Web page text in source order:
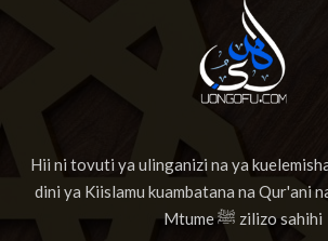
Hii ni tovuti ya ulinganizi na ya
dini ya Kiislamu kuambatana na Qur'ani
Mtume ﷺ zilizo sahihi